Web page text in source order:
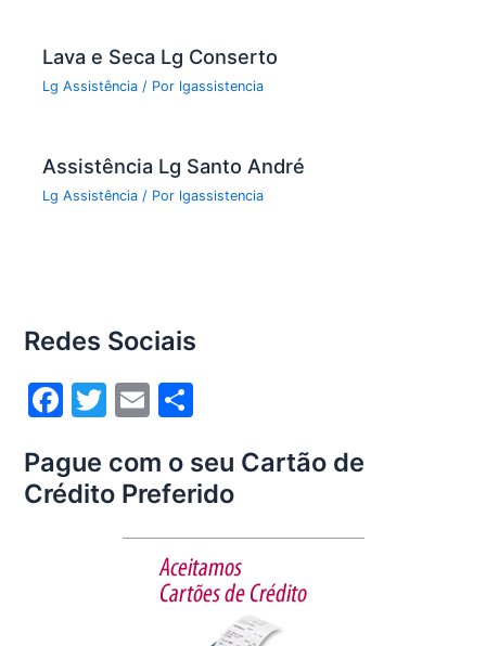
Lava e Seca Lg Conserto
Lg Assistência / Por lgassistencia
Assistência Lg Santo André
Lg Assistência / Por lgassistencia
Redes Sociais
F
c
e
T
itt
er
E
ai
l
ar
e
Pague com o seu Cartão de
Crédito Preferido